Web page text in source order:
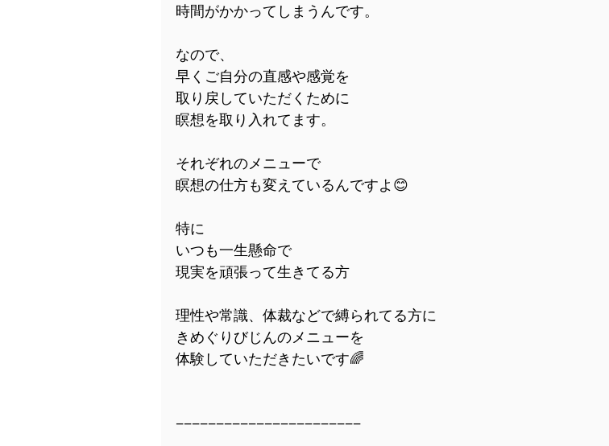
時間がかかってしまうんです。
なので、
早くご自分の直感や感覚を
取り戻していただくために
瞑想を取り入れてます。
それぞれのメニューで
瞑想の仕方も変えているんですよ😊
特に
いつも一生懸命で
現実を頑張って生きてる方
理性や常識、体裁などで縛られてる方に
きめぐりびじんのメニューを
体験していただきたいです🌈
−−−−−−−−−−−−−−−−−−−−−−−